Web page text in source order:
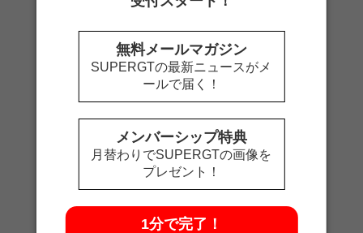
無料メールマガジン
SUPERGTの最新ニュースがメ
ールで届く！
メンバーシップ特典
月替わりでSUPERGTの画像を
プレゼント！
1分で完了！